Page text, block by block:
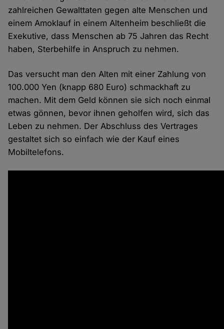
zahlreichen Gewalttaten gegen alte Menschen und
einem Amoklauf in einem Altenheim beschließt die
Exekutive, dass Menschen ab 75 Jahren das Recht
haben, Sterbehilfe in Anspruch zu nehmen.
Das versucht man den Alten mit einer Zahlung von
100.000 Yen (knapp 680 Euro) schmackhaft zu
machen. Mit dem Geld können sie sich noch einmal
etwas gönnen, bevor ihnen geholfen wird, sich das
Leben zu nehmen. Der Abschluss des Vertrages
gestaltet sich so einfach wie der Kauf eines
Mobiltelefons.